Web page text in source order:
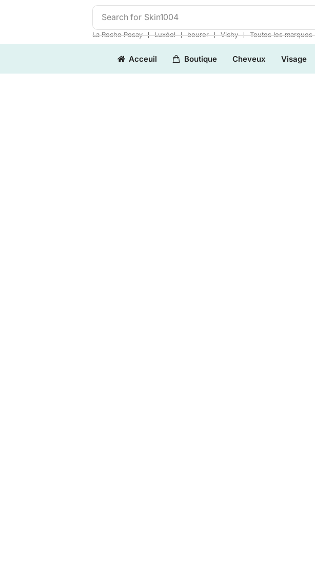
Search for Skin1004
La Roche Posay ❘ Luxéol ❘ beurer ❘ Vichy ❘ Toutes les marques
Acceuil Boutique Cheveux Visage